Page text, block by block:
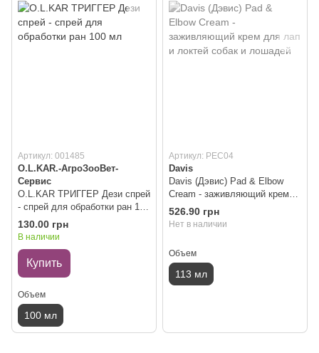
Артикул: 001485
О.L.KAR.-АгроЗооВет-
Сервис
O.L.KAR ТРИГГЕР Дези спрей
- спрей для обработки ран 100
мл
130.00 грн
В наличии
Купить
Объем
100 мл
Артикул: PEC04
Davis
Davis (Дэвис) Pad & Elbow
Cream - заживляющий крем
для лап и локтей собак и
лошадей
526.90 грн
Нет в наличии
Объем
113 мл